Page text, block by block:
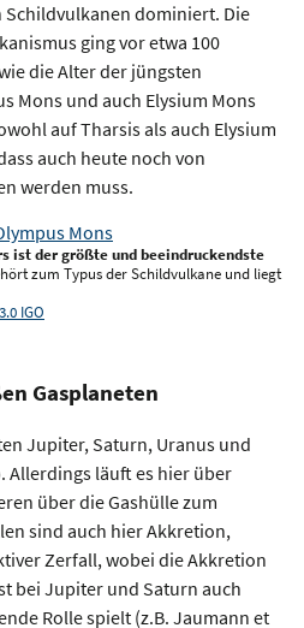
Schildvulkanen dominiert. Die
ging vor etwa 100
die Alter der jüngsten
Mons und auch Elysium Mons
auf Tharsis als auch Elysium
auch heute noch von
werden muss.
ist der größte und beeindruckendste
zum Typus der Schildvulkane und liegt
IGO
Gasplaneten
Jupiter, Saturn, Uranus und
Allerdings läuft es hier über
über die Gashülle zum
sind auch hier Akkretion,
Zerfall, wobei die Akkretion
bei Jupiter und Saturn auch
Rolle spielt (z.B. Jaumann et